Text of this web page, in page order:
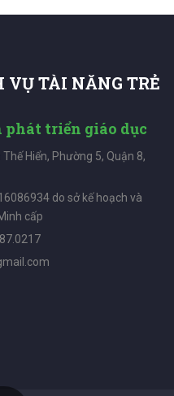
VỤ TÀI NĂNG TRẺ
triển giáo dục
Hiển, Phường 5, Quận 8,
do sở kế hoạch và
cấp